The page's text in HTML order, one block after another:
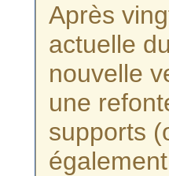
Après
actuelle
nouvelle
une
supports